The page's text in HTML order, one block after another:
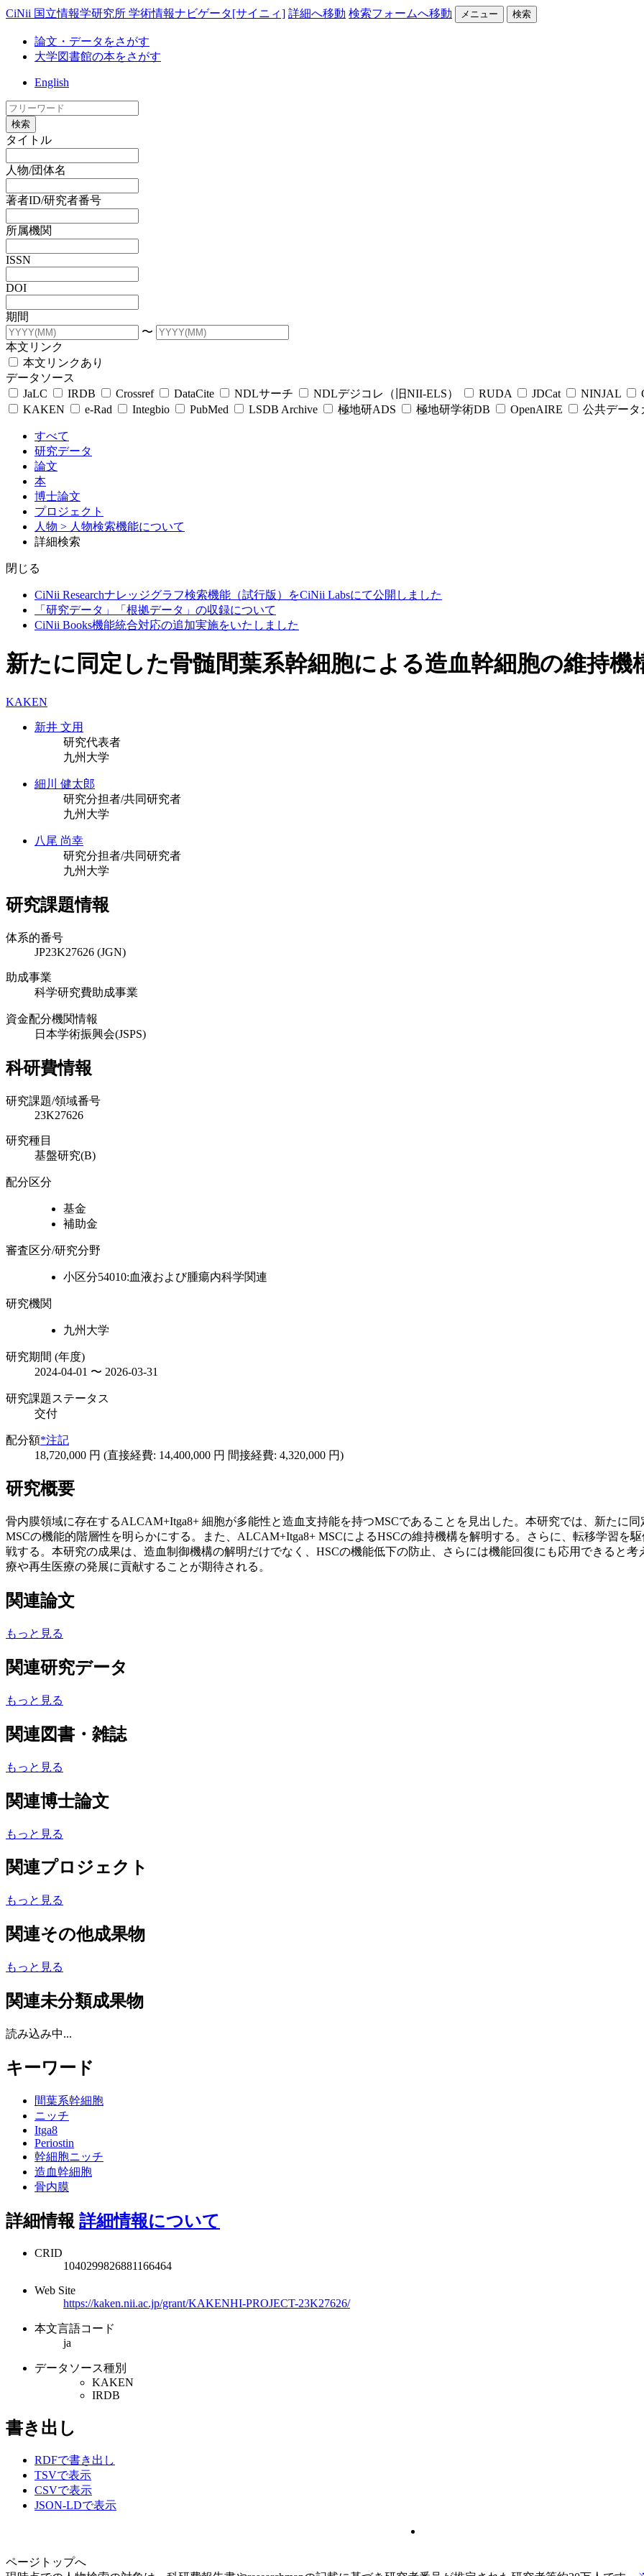
CiNii 国立情報学研究所 学術情報ナビゲータ[サイニィ] 詳細へ移動 検索フォームへ移動 メニュー 検索
論文・データをさがす
大学図書館の本をさがす
English
検索
タイトル
人物/団体名
著者ID/研究者番号
所属機関
ISSN
DOI
期間
〜
本文リンク
本文リンクあり
データソース
JaLC
IRDB Crossref DataCite NDLサーチ NDLデジコレ（旧NII-ELS） RUDA JDCat NINJAL
KAKEN
e-Rad Integbio PubMed LSDB Archive 極地研ADS 極地研学術DB OpenAIRE 公共データ
すべて
研究データ
論文
本
博士論文
プロジェクト
人物 > 人物検索機能について
詳細検索
閉じる
CiNii Researchナレッジグラフ検索機能（試行版）をCiNii Labsにて公開しました
「研究データ」「根拠データ」の収録について
CiNii Books機能統合対応の追加実施をいたしました
新たに同定した骨髄間葉系幹細胞による造血幹細胞の維持機
KAKEN
新井 文用
研究代表者
九州大学
細川 健太郎
研究分担者/共同研究者
九州大学
八尾 尚幸
研究分担者/共同研究者
九州大学
研究課題情報
体系的番号
JP23K27626 (JGN)
助成事業
科学研究費助成事業
資金配分機関情報
日本学術振興会(JSPS)
科研費情報
研究課題/領域番号
23K27626
研究種目
基盤研究(B)
配分区分
基金
補助金
審査区分/研究分野
小区分54010:血液および腫瘍内科学関連
研究機関
九州大学
研究期間 (年度)
2024-04-01 〜 2026-03-31
研究課題ステータス
交付
配分額*注記
18,720,000 円 (直接経費: 14,400,000 円 間接経費: 4,320,000 円)
研究概要
骨内膜領域に存在するALCAM+Itga8+ 細胞が多能性と造血支持能を持つMSCであることを見出した。本研究では、新たに
MSCの機能的階層性を明らかにする。また、ALCAM+Itga8+ MSCによるHSCの維持機構を解明する。さらに、転移学習を
戦する。本研究の成果は、造血制御機構の解明だけでなく、HSCの機能低下の防止、さらには機能回復にも応用できると
療や再生医療の発展に貢献することが期待される。
関連論文
もっと見る
関連研究データ
もっと見る
関連図書・雑誌
もっと見る
関連博士論文
もっと見る
関連プロジェクト
もっと見る
関連その他成果物
もっと見る
関連未分類成果物
読み込み中...
キーワード
間葉系幹細胞
ニッチ
Itga8
Periostin
幹細胞ニッチ
造血幹細胞
骨内膜
詳細情報 詳細情報について
CRID
1040299826881166464
Web Site
https://kaken.nii.ac.jp/grant/KAKENHI-PROJECT-23K27626/
本文言語コード
ja
データソース種別
KAKEN
IRDB
書き出し
RDFで書き出し
TSVで表示
CSVで表示
JSON-LDで表示
ページトップへ